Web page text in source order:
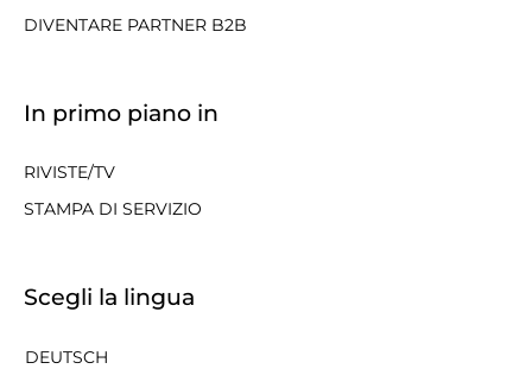
DIVENTARE PARTNER B2B
In primo piano in
RIVISTE/TV
STAMPA DI SERVIZIO
Scegli la lingua
DEUTSCH